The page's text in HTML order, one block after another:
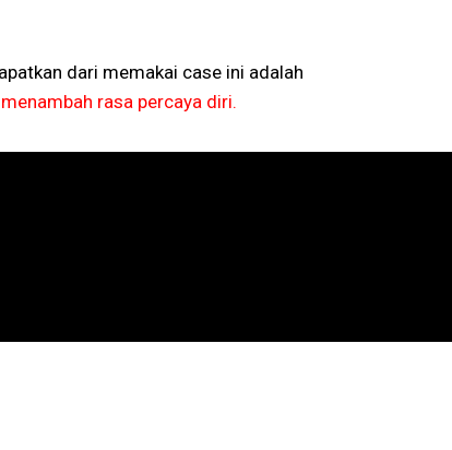
dari memakai case ini adalah
menambah rasa percaya diri.